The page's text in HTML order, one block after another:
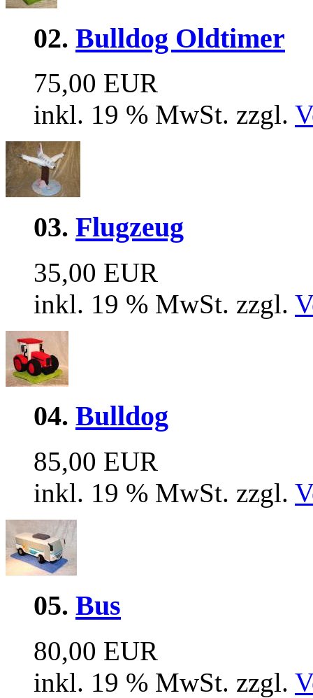
02. Bulldog Oldtimer
75,00 EUR
inkl. 19 % MwSt. zzgl.
03. Flugzeug
35,00 EUR
inkl. 19 % MwSt. zzgl.
04. Bulldog
85,00 EUR
inkl. 19 % MwSt. zzgl.
05. Bus
80,00 EUR
inkl. 19 % MwSt. zzgl.